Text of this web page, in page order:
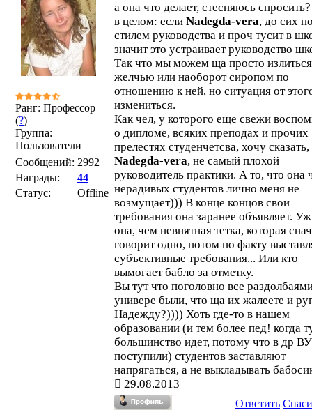
Ранг: Профессор
(?)
Группа:
Пользователи
Сообщений: 2992
Награды:
44
Статус:
Offline
а она что делает, стесняюсь спросить?
в целом: если Nadegda-vera, до сих
стилем руководства и проч тусит в
значит это устраивает руководство
Так что мы можем ща просто излиться
желчью или наоборот сиропом по
отношению к ней, но ситуация от
измениться.
Как чел, у которого еще свежи
о дипломе, всяких преподах и прочих
прелестях студенчетсва, хочу
Nadegda-vera, не самый плохой
руководитель практики. А то, что она
нерадивых студентов лично меня не
возмущает))) В конце концов свои
требования она заранее объявляет.
она, чем невнятная тетка, которая
говорит одно, потом по факту
субъективные требования... Или кто
вымогает бабло за отметку.
Вы тут что поголовно все
универе были, что ща их жалеете и
Надежду?)))) Хоть где-то в нашем
образовании (и тем более пед! когда
большинство идет, потому что в др
поступили) студентов заставляют
напрягаться, а не выкладывать
29.08.2013
Ответить